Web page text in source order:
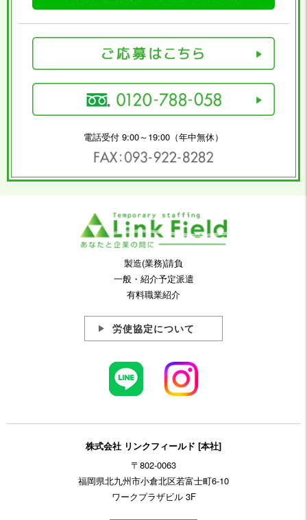
電話受付 9:00～19:00（年中無休）
製造(業務)請負
一般・紹介予定派遣
有料職業紹介
労使協定について
株式会社 リンクフィールド [本社]
〒802-0063
福岡県北九州市小倉北区若富士町6-10
ワークプラザビル 3F